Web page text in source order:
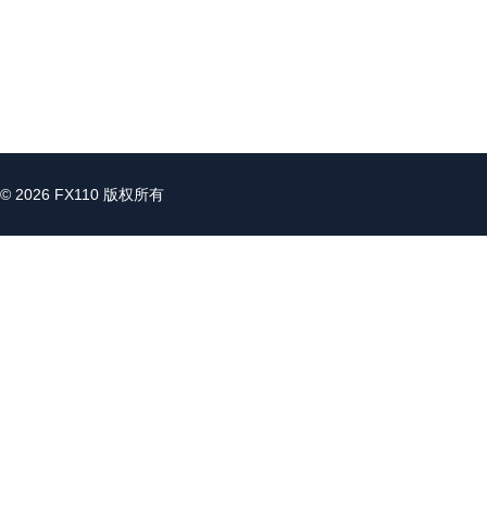
© 2026 FX110 版权所有